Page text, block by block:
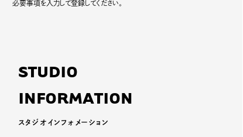
必要事項を入力して登録してください。
STUDIO
INFORMATION
スタジオインフォメーション